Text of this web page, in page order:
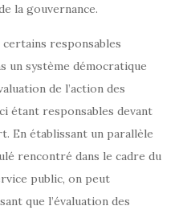
la gouvernance.
responsables
un système démocratique
de l’action des
étant responsables devant
En établissant un parallèle
rencontré dans le cadre du
public, on peut
que l’évaluation des